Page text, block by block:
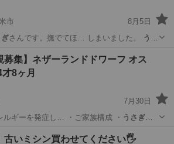
市
8月5日
さんです。撫でてほ… しまいました。
うさ
その他
募集】ネザーランドドワーフ オス
8ヶ月
7月30日
アレルギーを発症し… ・ご家族構成 ・ うさぎの
駅
古いミシン買わせてください🖐️